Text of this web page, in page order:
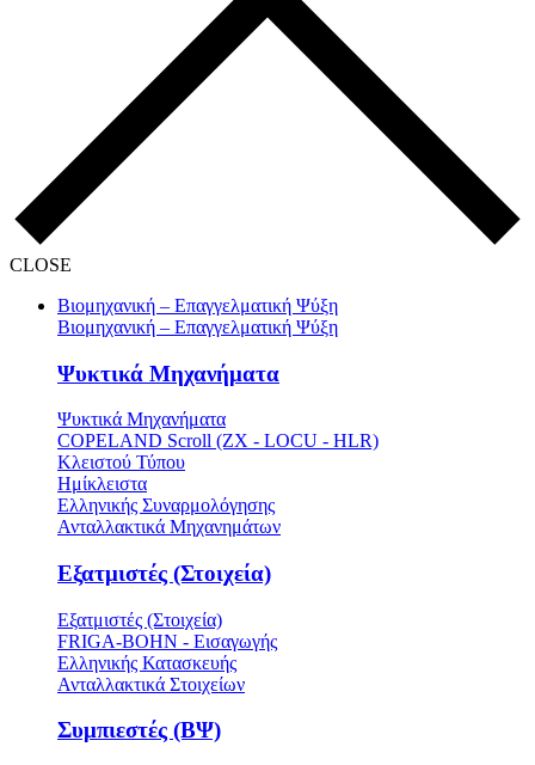
CLOSE
Βιομηχανική – Επαγγελματική Ψύξη
Βιομηχανική – Επαγγελματική Ψύξη
Ψυκτικά Μηχανήματα
Ψυκτικά Μηχανήματα
COPELAND Scroll (ZX - LOCU - HLR)
Κλειστού Τύπου
Ημίκλειστα
Ελληνικής Συναρμολόγησης
Ανταλλακτικά Μηχανημάτων
Εξατμιστές (Στοιχεία)
Εξατμιστές (Στοιχεία)
FRIGA-BOHN - Εισαγωγής
Ελληνικής Κατασκευής
Ανταλλακτικά Στοιχείων
Συμπιεστές (ΒΨ)